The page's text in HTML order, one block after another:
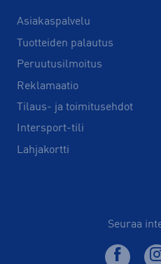
Asiakaspalvelu
Tuotteiden palautus
Peruutusilmoitus
Reklamaatio
Tilaus- ja toimitusehdot
Intersport-tili
Lahjakortti
Seuraa